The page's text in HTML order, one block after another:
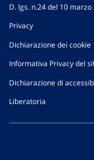
D. lgs. n.24 del 10 marzo
Privacy
Dichiarazione dei cookie
Informativa Privacy del
Dichiarazione di
Liberatoria